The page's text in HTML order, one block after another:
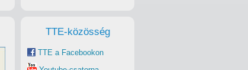
TTE-közösség
TTE a Facebookon